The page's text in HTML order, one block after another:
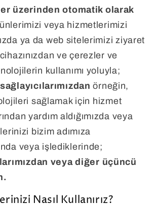
üzerinden otomatik olarak
veya hizmetlerimizi
ya da web sitelerimizi ziyaret
ve çerezler ve
kullanımı yoluyla;
örneğin,
sağlamak için hizmet
yardım aldığımızda veya
bizim adımıza
veya işlediklerinde;
veya diğer üçüncü
Nasıl Kullanırız?